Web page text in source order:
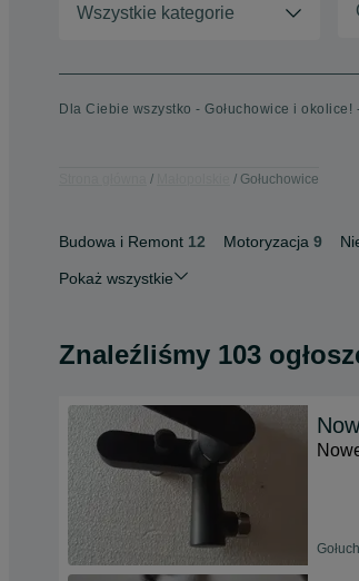
Wszystkie kategorie
Dla Ciebie wszystko - Gołuchowice i okolice!
Gołuchowice
Budowa i Remont 12 Motoryzacja 9
Pokaż wszystkie
Znaleźliśmy 103